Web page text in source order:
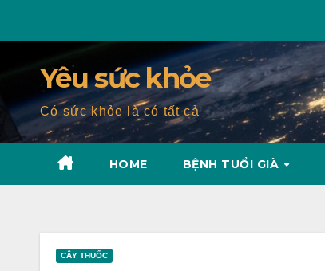
Yêu sức khỏe
Có sức khỏe là có tất cả
HOME BỆNH TUỔI GIÀ
CÂY THUỐC